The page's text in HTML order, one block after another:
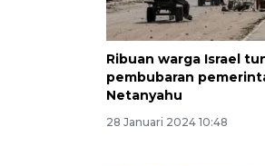
Ribuan warga Israel
pembubaran
Netanyahu
28 Januari 2024 10:48